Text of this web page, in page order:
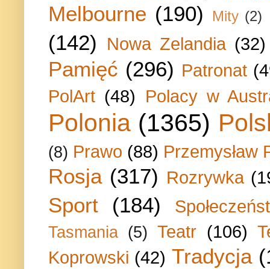
Melbourne (190) Mity (2)
(142) Nowa Zelandia (32)
Pamięć (296) Patronat
PolArt (48) Polacy w
Polonia (1365)
(8) Prawo (88) Przemysław
Rosja (317) Rozrywka
Sport (184)
Tasmania (5) Teatr (106)
Koprowski (42) Tradycja